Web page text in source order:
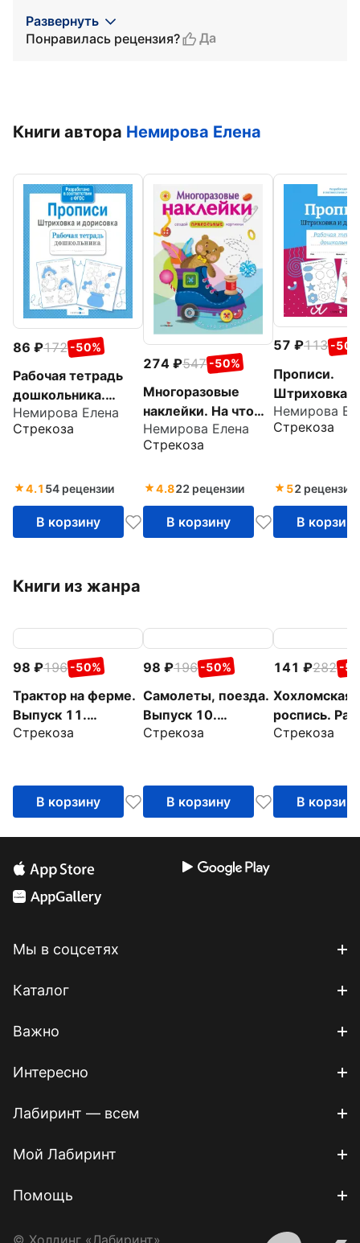
Развернуть
Понравилась рецензия?
Да
Книги автора Немирова Елена
86 172 -50%
Рабочая тетрадь
дошкольника.
Прописи.
Штриховка и
Немирова Елена
Стрекоза
4.1 54 рецензии
В корзину
274 547 -50%
Многоразовые
наклейки. На что
это похоже?
Немирова Елена
Стрекоза
4.822 рецензии
В корзину
57 113 -
Прописи.
Штриховка и
дорисовка.
тетрадь
Немирова
Стрекоза
52 рецензии
В корзину
Книги из жанра
98 196 -50%
Трактор на ферме.
Выпуск 11.
Раскраска с
Стрекоза
В корзину
98 196 -50%
Самолеты, поезда.
Выпуск 10.
Раскраска с
Стрекоза
В корзину
141 282 -
Хохломская
роспись.
с
Стрекоза
В корзину
Мы в соцсетях
Каталог
Важно
Интересно
Лабиринт — всем
Мой Лабиринт
Помощь
© Холдинг «Лабиринт»